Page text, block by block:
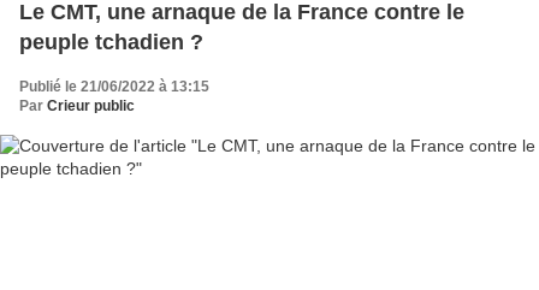
Le CMT, une arnaque de la France contre le
peuple tchadien ?
Publié le 21/06/2022 à 13:15
Par Crieur public